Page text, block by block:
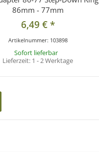
86mm - 77mm
6,49 €*
Artikelnummer: 103898
Sofort lieferbar
Lieferzeit: 1 - 2 Werktage